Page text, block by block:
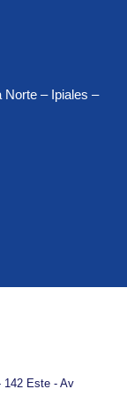
Norte – Ipiales –
142 Este - Av